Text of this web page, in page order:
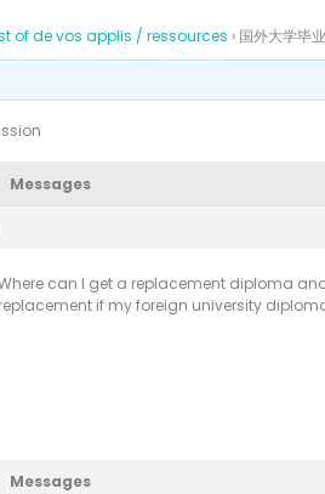
of de vos applis / ressources › 国外大学毕
Messages
can I get a replacement diploma
replacement if my foreign university
Messages